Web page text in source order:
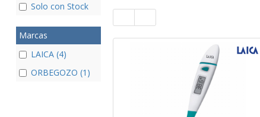
Solo con Stock
Marcas
LAICA (4)
ORBEGOZO (1)